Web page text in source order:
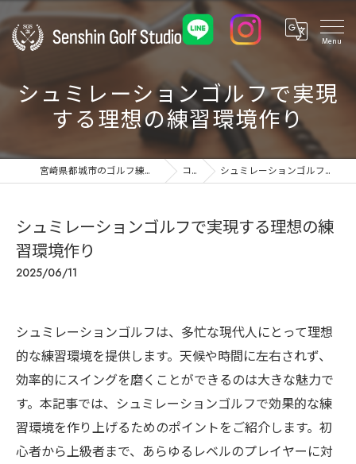
シュミレーションゴルフで実現
する理想の練習環境作り
宮崎県都城市のゴルフ練習場ならSenshin Golf Studio 24 コラム シュミレーションゴルフで実現する理想の練習環境作り
シュミレーションゴルフで実現する理想の練
習環境作り
2025/06/11
シュミレーションゴルフは、多忙な現代人にとって理想
的な練習環境を提供します。天候や時間に左右されず、
効率的にスイングを磨くことができるのは大きな魅力で
す。本記事では、シュミレーションゴルフで効果的な練
習環境を作り上げるためのポイントをご紹介します。初
心者から上級者まで、あらゆるレベルのプレイヤーに対